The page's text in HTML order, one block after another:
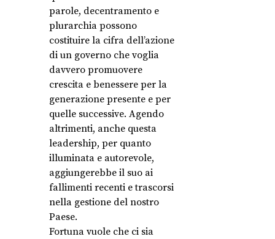
parole, decentramento e
plurarchia possono
costituire la cifra dell’azione
di un governo che voglia
davvero promuovere
crescita e benessere per la
generazione presente e per
quelle successive. Agendo
altrimenti, anche questa
leadership, per quanto
illuminata e autorevole,
aggiungerebbe il suo ai
fallimenti recenti e trascorsi
nella gestione del nostro
Paese.
Fortuna vuole che ci sia